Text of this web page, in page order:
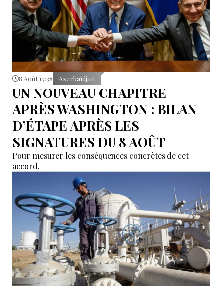
8 Août 17:38 Azerbaïdjan
UN NOUVEAU CHAPITRE
APRÈS WASHINGTON : BILAN
D’ÉTAPE APRÈS LES
SIGNATURES DU 8 AOÛT
Pour mesurer les conséquences concrètes de cet
accord.